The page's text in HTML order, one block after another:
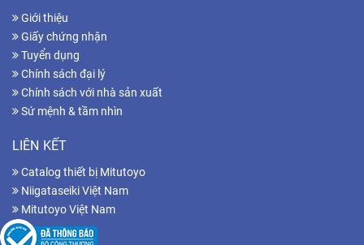
Giới thiệu
Giấy chứng nhận
Tuyển dụng
Chính sách đại lý
Chính sách với nhà sản xuất
Sứ mệnh & tầm nhìn
LIÊN KẾT
Catalog thiết bị Mitutoyo
Niigataseiki Việt Nam
Mitutoyo Việt Nam